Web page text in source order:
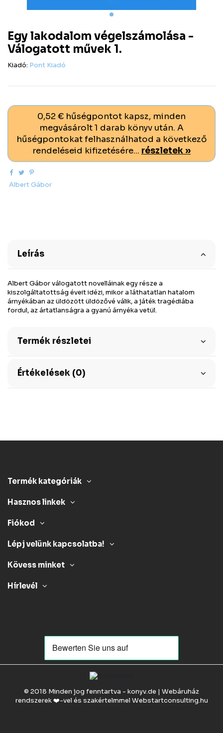
Egy lakodalom végelszámolása -
Válogatott művek 1.
Kiadó: Pont Kiadó
0,52 € hűségpontot kapsz, minden
megvásárolt 1 darab könyv után. A
hűségpontokat felhasználhatod a következő
rendeléseid kifizetésére... részletek »
Albert Gábor
Leírás
Albert Gábor válogatott novelláinak egy része a
kiszolgáltatottság éveit idézi, mikor a láthatatlan hatalom
árnyékában az üldözött üldözővé válik, a játék tragédiába
fordul, az ártatlanságra a gyanú árnyéka vetül.
Termék részletei
Értékelések (0)
Termék kategóriák
Hasznos linkek
Fiókod
Lépj velünk kapcsolatba!
Kövess minket
Hírlevél
© 2018 Minden jog fenntartva - konyv.de | Webáruház
rendszerek ❤️-vel és szakértelmmel Webstartconsulting.hu